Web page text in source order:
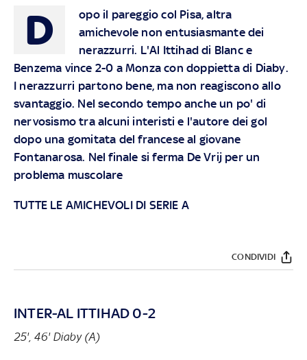
D
opo il pareggio col Pisa, altra
amichevole non entusiasmante dei
nerazzurri. L'Al Ittihad di Blanc e
Benzema vince 2-0 a Monza con doppietta di Diaby.
I nerazzurri partono bene, ma non reagiscono allo
svantaggio. Nel secondo tempo anche un po' di
nervosismo tra alcuni interisti e l'autore dei gol
dopo una gomitata del francese al giovane
Fontanarosa. Nel finale si ferma De Vrij per un
problema muscolare
TUTTE LE AMICHEVOLI DI SERIE A
CONDIVIDI
INTER-AL ITTIHAD 0-2
25', 46' Diaby (A)